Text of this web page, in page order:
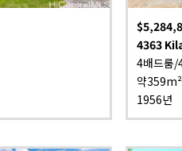
4363
4배드룸/
약
1956년